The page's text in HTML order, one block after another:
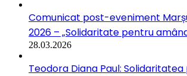
Comunicat post-eveniment
2026 – „Solidaritate pentru
28.03.2026
Teodora Diana Paul: